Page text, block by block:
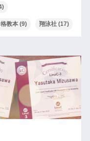
教本(9) 翔泳社(17)